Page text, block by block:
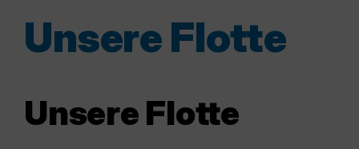
Unsere Flotte
Unsere Flotte